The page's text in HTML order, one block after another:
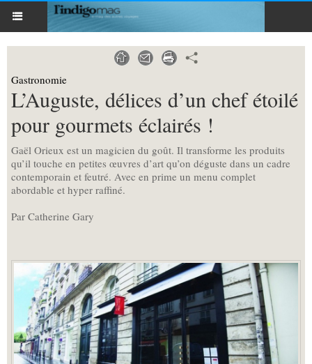
Gastronomie
L’Auguste, délices d’un chef étoilé
pour gourmets éclairés !
Gaël Orieux est un magicien du goût. Il transforme les produits
qu’il touche en petites œuvres d’art qu’on déguste dans un cadre
contemporain et feutré. Avec en prime un menu complet
abordable et hyper raffiné.
Par Catherine Gary